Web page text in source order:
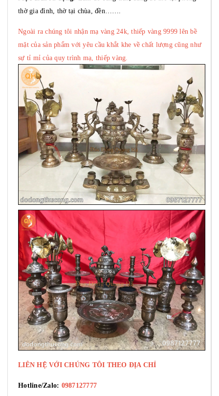
thờ gia đình, thờ tại chùa, đền…….
Ngoài ra chúng tôi nhận mạ vàng 24k, thiếp vàng 9999 lên bề
mặt của sản phẩm với yêu cầu khắt khe về chất lượng cũng như
sự tỉ mỉ của quy trình mạ, thiếp vàng.
LIÊN HỆ VỚI CHÚNG TÔI THEO ĐỊA CHỈ
Hotline/Zalo: 0987127777